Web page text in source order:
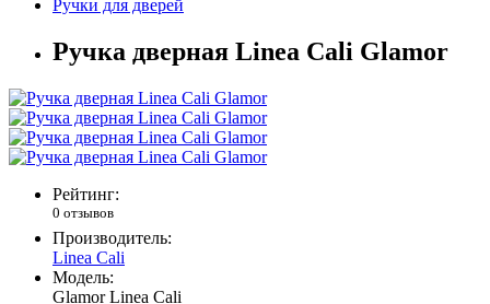
Ручки для дверей
Ручка дверная Linea Cali Glamor
Рейтинг:
0 отзывов
Производитель:
Linea Cali
Модель:
Glamor Linea Cali